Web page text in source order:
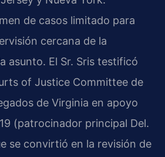
de casos limitado para
cercana de la
asunto. El Sr. Sris testificó
of Justice Committee de
de Virginia en apoyo
(patrocinador principal Del.
se convirtió en la revisión de